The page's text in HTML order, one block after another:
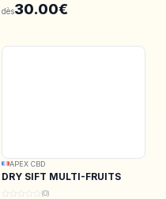
dès30.00€
APEX CBD
DRY SIFT MULTI-FRUITS
150u CBD - APEX CBD
(0)